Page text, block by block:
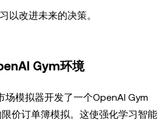
以改进未来的决策。
Gym环境
场模拟器开发了一个OpenAI Gym
价订单簿模拟。这使强化学习智能